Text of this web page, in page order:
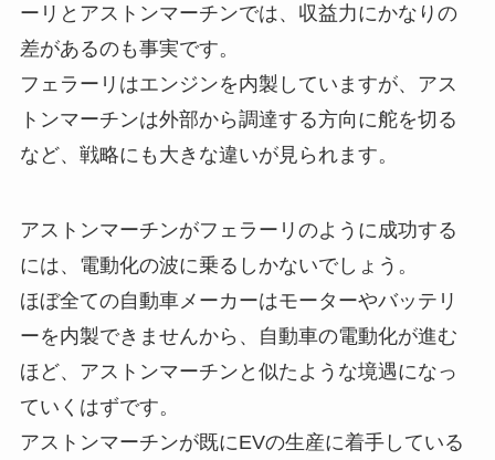
ーリとアストンマーチンでは、収益力にかなりの
差があるのも事実です。
フェラーリはエンジンを内製していますが、アス
トンマーチンは外部から調達する方向に舵を切る
など、戦略にも大きな違いが見られます。
アストンマーチンがフェラーリのように成功する
には、電動化の波に乗るしかないでしょう。
ほぼ全ての自動車メーカーはモーターやバッテリ
ーを内製できませんから、自動車の電動化が進む
ほど、アストンマーチンと似たような境遇になっ
ていくはずです。
アストンマーチンが既にEVの生産に着手している